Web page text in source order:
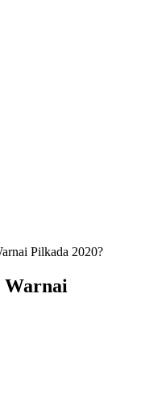
Pilkada 2020?
Warnai